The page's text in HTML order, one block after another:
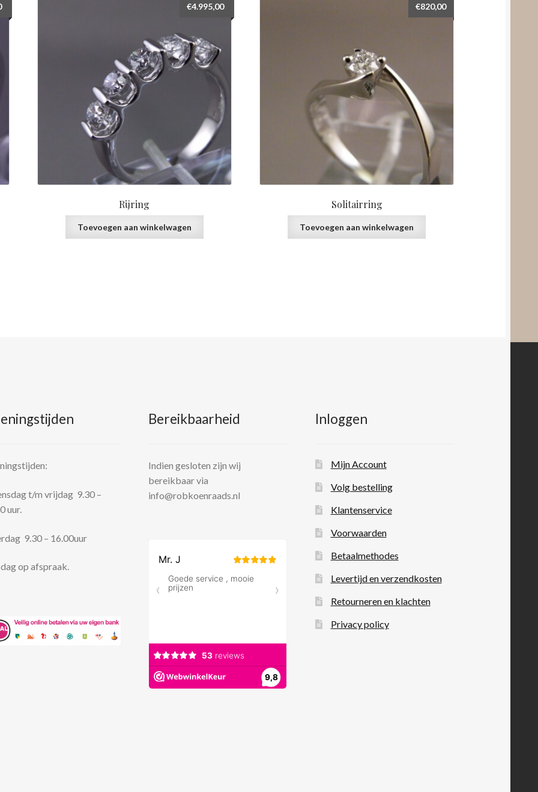
Rijring
€4.995,00
Toevoegen aan winkelwagen
Solitairring
€820,00
Toevoegen aan winkelwagen
t/m vrijdag 9.30 –
uur.
9.30 – 16.00uur
op afspraak.
Bereikbaarheid
Indien gesloten zijn wij
bereikbaar via
info@robkoenraads.nl
Inloggen
Mijn Account
Volg bestelling
Klantenservice
Voorwaarden
Betaalmethodes
Levertijd en verzendkosten
Retourneren en klachten
Privacy policy